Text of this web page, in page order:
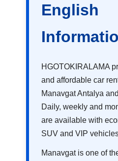
English
HGOTOKIRALAMA
and affordable car
Manavgat Antalya
Daily, weekly and
are available with
SUV and VIP
Manavgat is one of